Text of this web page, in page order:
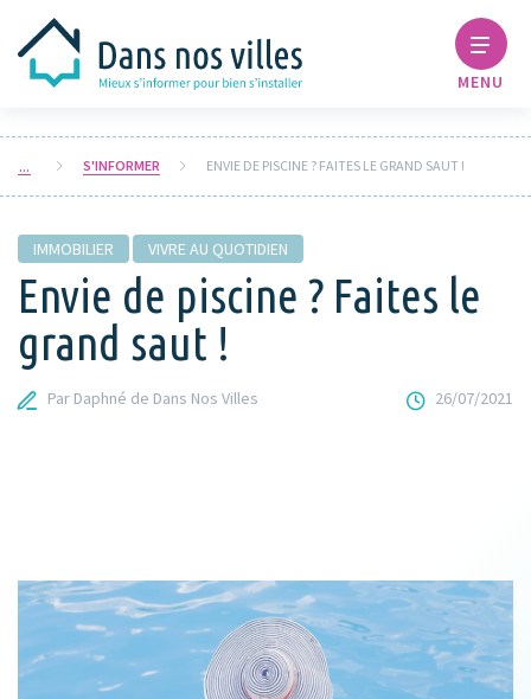
MENU
S'INFORMER ENVIE DE PISCINE ? FAITES LE GRAND SAUT !
IMMOBILIER VIVRE AU QUOTIDIEN
Envie de piscine ? Faites le
grand saut !
Par Daphné de Dans Nos Villes 26/07/2021